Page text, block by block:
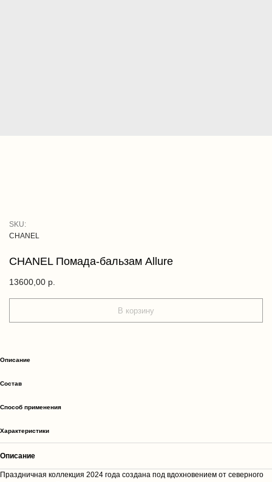
CHANEL Помада-бальзам Allure
CHANEL
SKU:
13600,00 р.
В корзину
Описание
Cостав
Способ применения
Характеристики
Описание
Праздничная коллекция 2024 года создана под вдохновением от северного